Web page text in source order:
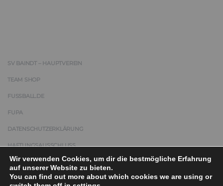
SV BAINDT – HAUPTVEREIN
TEAM SHOP
FUSSBALL.DE
FUPA
DATENSCHUTZERKLÄRUNG
HAFTUNGSAUSSCHLUSS
IMPRESSUM
Wir verwenden Cookies, um dir die bestmögliche Erfahrung
auf unserer Website zu bieten.
You can find out more about which cookies we are using or